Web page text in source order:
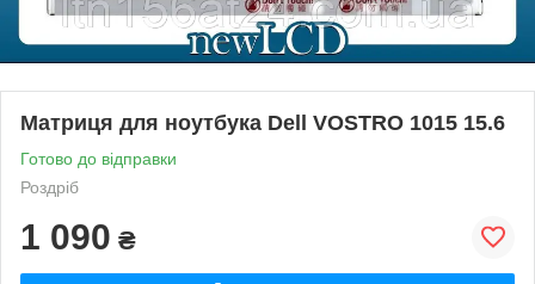
Матриця для ноутбука Dell VOSTRO 1015 15.6
Готово до відправки
Роздріб
1 090 ₴